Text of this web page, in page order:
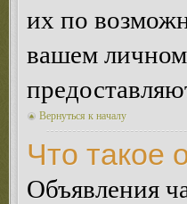
их по
вашем личном
Вернуться к началу
Что такое
Объявления